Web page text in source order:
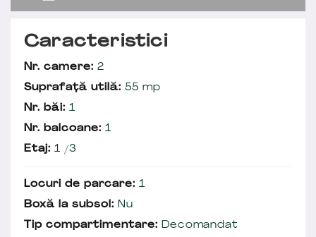
Caracteristici
Nr. camere: 2
Suprafață utilă: 55 mp
Nr. băi: 1
Nr. balcoane: 1
Etaj: 1 /3
Locuri de parcare: 1
Boxă la subsol: Nu
Tip compartimentare: Decomandat